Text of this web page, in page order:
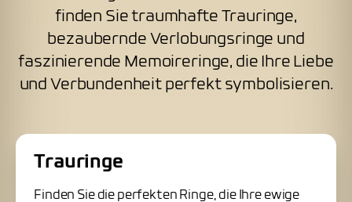
finden Sie traumhafte Trauringe,
bezaubernde Verlobungsringe und
faszinierende Memoireringe, die Ihre Liebe
und Verbundenheit perfekt symbolisieren.
Trauringe
Finden Sie die perfekten Ringe, die Ihre ewige